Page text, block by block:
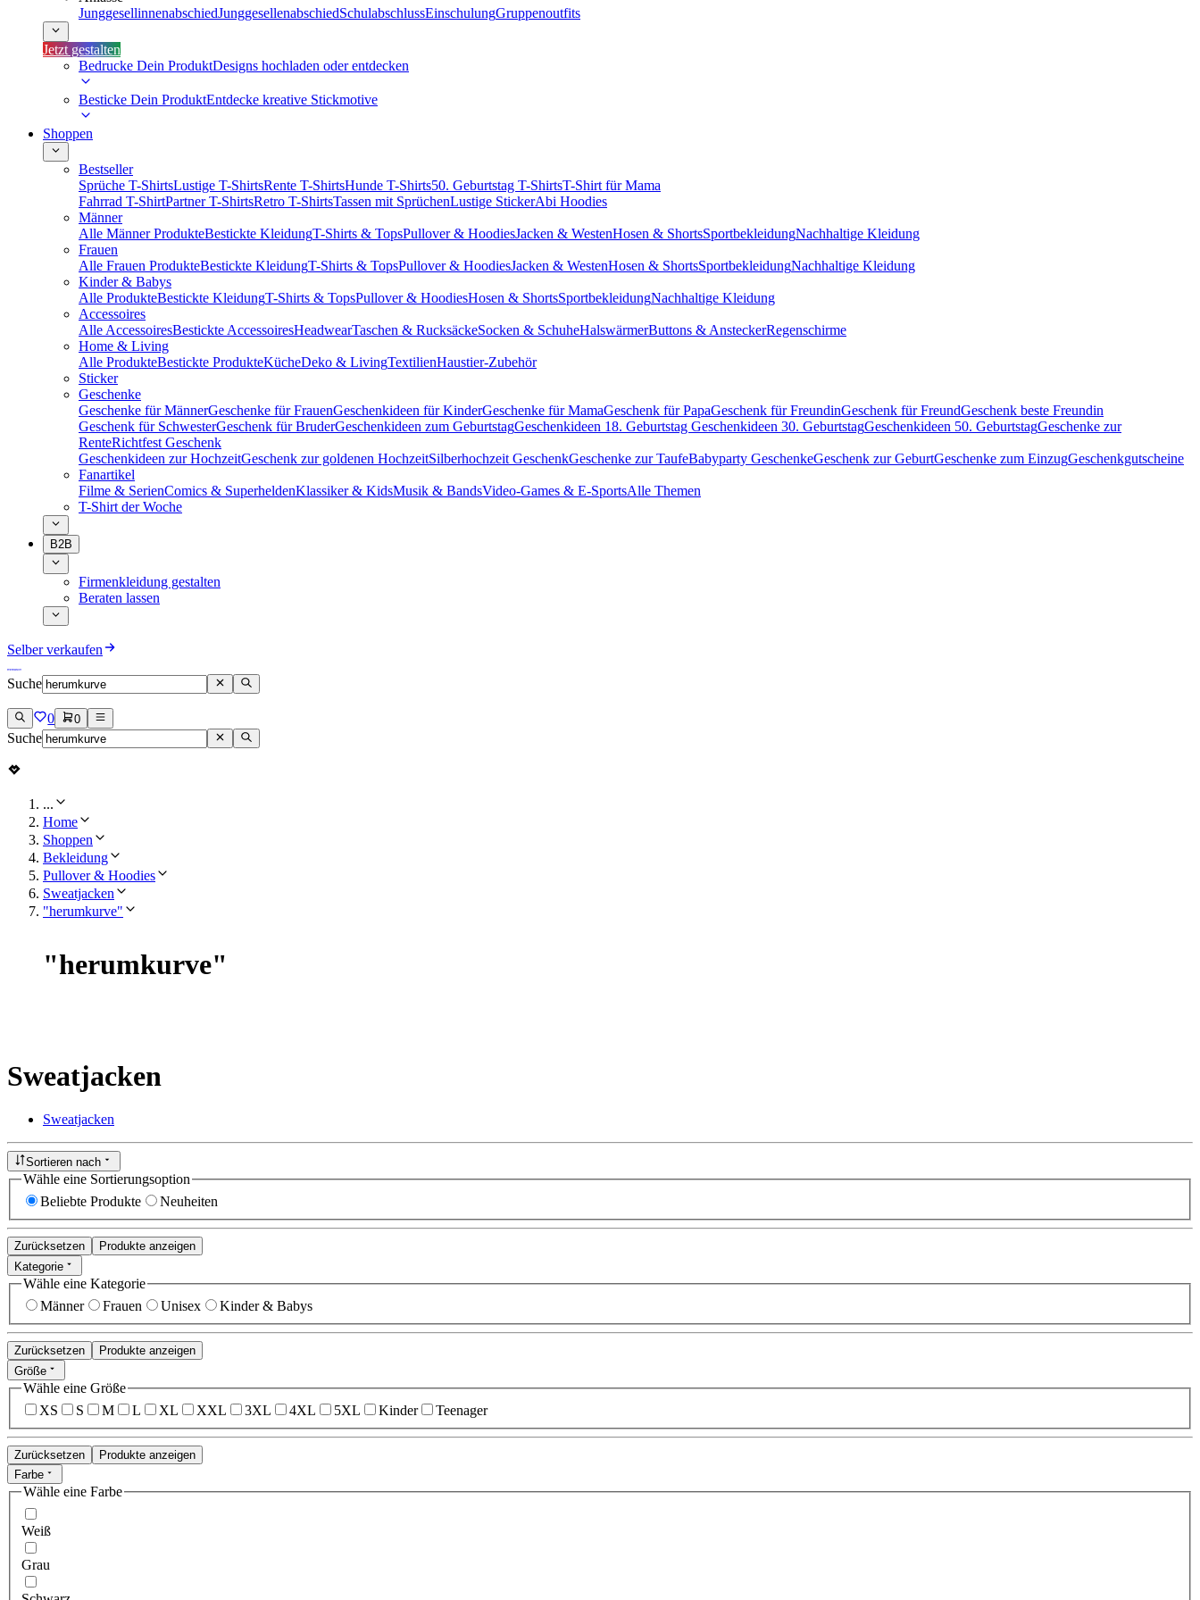
JunggesellinnenabschiedJunggesellenabschiedSchulabschlussEinschulungGruppenoutfits
Jetzt gestalten
Bedrucke Dein ProduktDesigns hochladen oder entdecken
Besticke Dein ProduktEntdecke kreative Stickmotive
Shoppen
Bestseller
Sprüche T-ShirtsLustige T-ShirtsRente T-ShirtsHunde T-Shirts50. Geburtstag T-ShirtsT-Shirt für Mama
Fahrrad T-ShirtPartner T-ShirtsRetro T-ShirtsTassen mit SprüchenLustige StickerAbi Hoodies
Männer
Alle Männer ProdukteBestickte KleidungT-Shirts & TopsPullover & HoodiesJacken & WestenHosen & ShortsSportbekleidungNachhaltige Kleidung
Frauen
Alle Frauen ProdukteBestickte KleidungT-Shirts & TopsPullover & HoodiesJacken & WestenHosen & ShortsSportbekleidungNachhaltige Kleidung
Kinder & Babys
Alle ProdukteBestickte KleidungT-Shirts & TopsPullover & HoodiesHosen & ShortsSportbekleidungNachhaltige Kleidung
Accessoires
Alle AccessoiresBestickte AccessoiresHeadwearTaschen & RucksäckeSocken & SchuheHalswärmerButtons & AnsteckerRegenschirme
Home & Living
Alle ProdukteBestickte ProdukteKücheDeko & LivingTextilienHaustier-Zubehör
Sticker
Geschenke
Geschenke für MännerGeschenke für FrauenGeschenkideen für KinderGeschenke für MamaGeschenk für PapaGeschenk für FreundinGeschenk für FreundGeschenk beste Freundin
Geschenk für SchwesterGeschenk für BruderGeschenkideen zum GeburtstagGeschenkideen 18. Geburtstag Geschenkideen 30. GeburtstagGeschenkideen 50. GeburtstagGeschenke zur
RenteRichtfest Geschenk
Geschenkideen zur HochzeitGeschenk zur goldenen HochzeitSilberhochzeit GeschenkGeschenke zur TaufeBabyparty GeschenkeGeschenk zur GeburtGeschenke zum EinzugGeschenkgutscheine
Fanartikel
Filme & SerienComics & SuperheldenKlassiker & KidsMusik & BandsVideo-Games & E-SportsAlle Themen
T-Shirt der Woche
B2B
Firmenkleidung gestalten
Beraten lassen
Selber verkaufen
Suche
0 0
Suche
...
Home
Shoppen
Bekleidung
Pullover & Hoodies
Sweatjacken
"herumkurve"
"herumkurve"
Sweatjacken
Sweatjacken
Sortieren nach
Wähle eine Sortierungsoption
Beliebte Produkte
Neuheiten
Zurücksetzen
Produkte anzeigen
Kategorie
Wähle eine Kategorie
Männer
Frauen Unisex Kinder & Babys
Zurücksetzen
Produkte anzeigen
Größe
Wähle eine Größe
XS
S M L XL XXL 3XL 4XL 5XL Kinder Teenager
Zurücksetzen
Produkte anzeigen
Farbe
Wähle eine Farbe
Weiß
Grau